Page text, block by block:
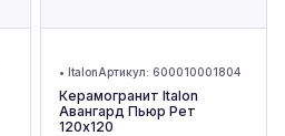
• ItalonАртикул: 600010001804
Керамогранит Italon
Авангард Пьюр Рет
120x120